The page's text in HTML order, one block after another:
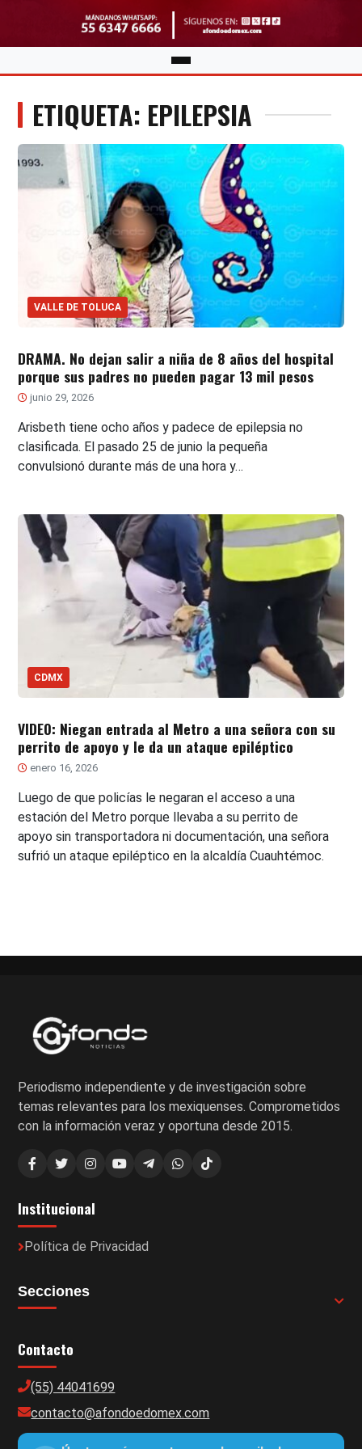
ETIQUETA: EPILEPSIA
VALLE DE TOLUCA
DRAMA. No dejan salir a niña de 8 años del hospital
porque sus padres no pueden pagar 13 mil pesos
junio 29, 2026
Arisbeth tiene ocho años y padece de epilepsia no
clasificada. El pasado 25 de junio la pequeña
convulsionó durante más de una hora y…
CDMX
VIDEO: Niegan entrada al Metro a una señora con su
perrito de apoyo y le da un ataque epiléptico
enero 16, 2026
Luego de que policías le negaran el acceso a una
estación del Metro porque llevaba a su perrito de
apoyo sin transportadora ni documentación, una señora
sufrió un ataque epiléptico en la alcaldía Cuauhtémoc.
Periodismo independiente y de investigación sobre
temas relevantes para los mexiquenses. Comprometidos
con la información veraz y oportuna desde 2015.
Institucional
Política de Privacidad
Secciones
Contacto
(55) 44041699
contacto@afondoedomex.com